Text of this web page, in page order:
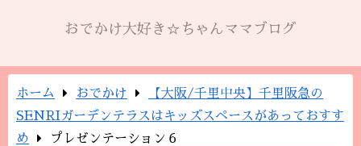
おでかけ大好き☆ちゃんママブログ
ホーム おでかけ
【大阪/千里中央】千里阪急の
SENRIガーデンテラスはキッズスペースがあっておすす
め
プレゼンテーション６